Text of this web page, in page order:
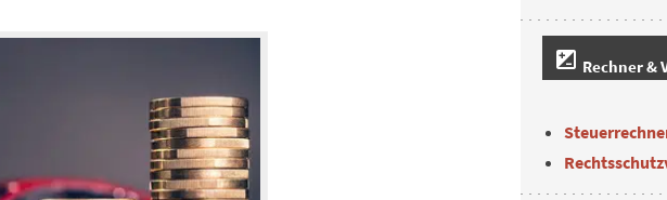
iso Rechner &